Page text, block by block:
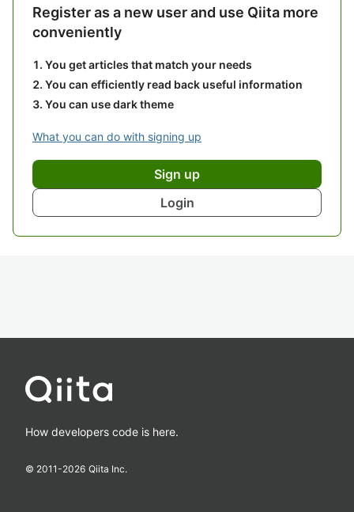
Register as a new user and use Qiita more
conveniently
You get articles that match your needs
You can efficiently read back useful information
You can use dark theme
What you can do with signing up
Sign up
Login
How developers code is here.
© 2011-2026 Qiita Inc.